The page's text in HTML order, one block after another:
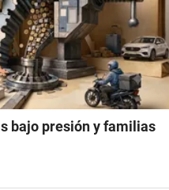
bajo presión y familias